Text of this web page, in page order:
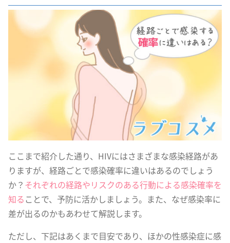
ここまで紹介した通り、HIVにはさまざまな感染経路があ
りますが、経路ごとで感染確率に違いはあるのでしょう
か？ それぞれの経路やリスクのある行動による感染確率を
知ることで、予防に活かしましょう。また、なぜ感染率に
差が出るのかもあわせて解説します。
ただし、下記はあくまで目安であり、ほかの性感染症に感